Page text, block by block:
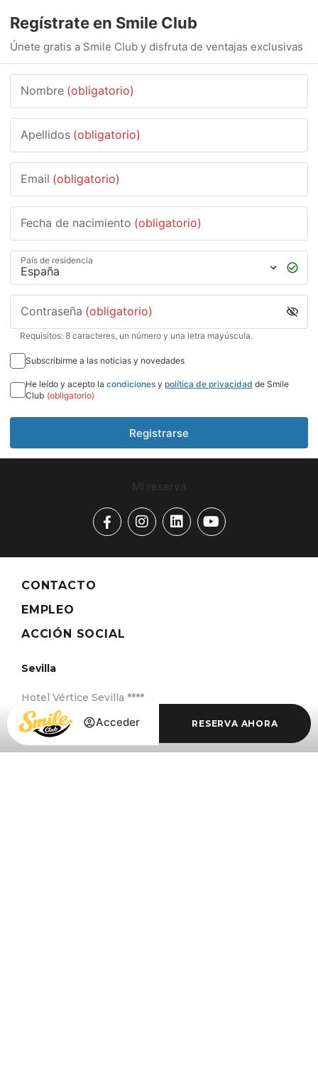
Acceder RESERVA AHORA
Regístrate en Smile Club
Únete gratis a Smile Club y disfruta de ventajas exclusivas
Nombre (obligatorio)
Apellidos (obligatorio)
Email (obligatorio)
Fecha de nacimiento (obligatorio)
País de residencia
Contraseña (obligatorio)
Requisitos: 8 caracteres, un número y una letra mayúscula.
Subscribirme a las noticias y novedades
He leído y acepto la condiciones y política de privacidad de Smile
Club (obligatorio)
Registrarse
Mi reserva
CONTACTO
EMPLEO
ACCIÓN SOCIAL
Sevilla
Hotel Vértice Sevilla ****
Hotel Vértice Sevilla Aljarafe ****